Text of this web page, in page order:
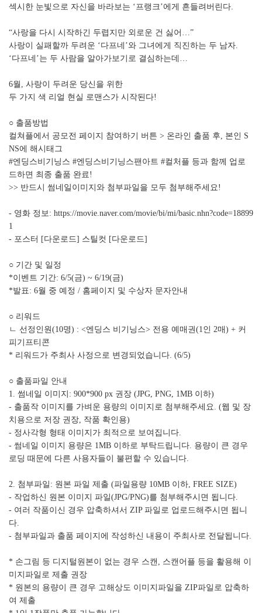
섹시한 눈빛으로 자신을 바라보는 ‘프랭크’에게 흔들려버린다.
“사랑을 다시 시작하긴 두렵지만 외로운 건 싫어…”
사랑이 실패할까 두려운 ‘다프네’와 그녀에게 직진하는 두 남자.
‘다프네’는 두 사람을 알아가보기로 결심하는데…
6월, 사랑이 두려운 당신을 위한
두 가지 색 리얼 현실 로맨스가 시작된다!
○ 출품방법
컬쳐플에서 공모전 페이지 참여하기 버튼 > 온라인 출품 후, 본인 S
NS에 해시태그
#엔딩스비기닝스 #엔딩스비기닝스팬아트 #컬처플 등과 함께 업로
드하면 최종 출품 완료!
>> 반드시 썸네일이미지와 첨부파일을 모두 첨부해주세요!
- 영화 정보: https://movie.naver.com/movie/bi/mi/basic.nhn?code=18899
1
- 포스터 [다운로드] 스틸컷 [다운로드]
○ 기간 및 일정
*이벤트 기간: 6/5(금) ~ 6/19(금)
*발표: 6월 중 예정 / 홈페이지 및 수상자 문자안내
○ 리워드
ㄴ 선정인원(10명) : <엔딩스 비기닝스> 전용 예매권(1인 2매) + 커
피기프티콘
* 리워드가 주최사 사정으로 변경되었습니다. (6/5)
○ 출품파일 안내
1. 썸네일 이미지: 900*900 px 권장 (JPG, PNG, 1MB 이하)
- 출품작 이미지를 가벼운 용량의 이미지로 첨부해주세요. (웹 및 장
치용으로 저장 권장, 작품 확인용)
- 정사각형 형태 이미지가 최적으로 보여집니다.
- 썸네일 이미지 용량은 1MB 이하로 부탁드립니다. 용량이 큰 경우
로딩 때문에 다른 사용자들이 불편할 수 있습니다.
2. 첨부파일: 원본 파일 제출 (파일용량 10MB 이하, FREE SIZE)
- 작업하신 원본 이미지 파일(JPG/PNG)를 첨부해주시면 됩니다.
- 여러 작품이신 경우 압축하셔서 ZIP 파일로 업로드해주시면 됩니
다.
- 첨부파일과 출품 페이지에 작성하신 내용이 주최사로 전달됩니다.
* 손그림 등 디지털원본이 없는 경우 스캔, 스캔어플 등을 활용해 이
미지파일로 제출 권장
* 원본의 용량이 큰 경우 고해상도 이미지파일을 ZIP파일로 압축하
여 제출